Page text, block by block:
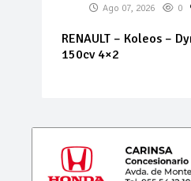
Ago 07, 2026 0
RENAULT – Koleos –
150cv 4×2